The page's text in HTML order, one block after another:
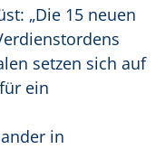
„Die 15 neuen
setzen sich auf
ein
in